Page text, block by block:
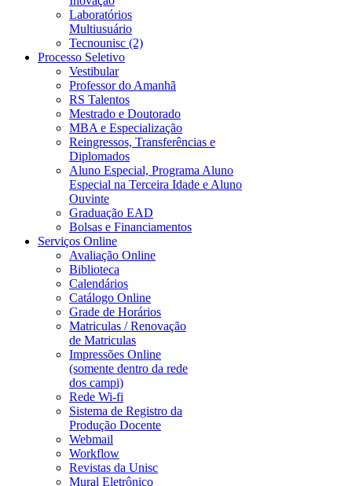
Laboratórios
Multiusuário
Tecnounisc (2)
Processo Seletivo
Vestibular
Professor do Amanhã
RS Talentos
Mestrado e Doutorado
MBA e Especialização
Reingressos, Transferências e
Diplomados
Aluno Especial, Programa Aluno
Especial na Terceira Idade e Aluno
Ouvinte
Graduação EAD
Bolsas e Financiamentos
Serviços Online
Avaliação Online
Biblioteca
Calendários
Catálogo Online
Grade de Horários
Matriculas / Renovação
de Matriculas
Impressões Online
(somente dentro da rede
dos campi)
Rede Wi-fi
Sistema de Registro da
Produção Docente
Webmail
Workflow
Revistas da Unisc
Mural Eletrônico